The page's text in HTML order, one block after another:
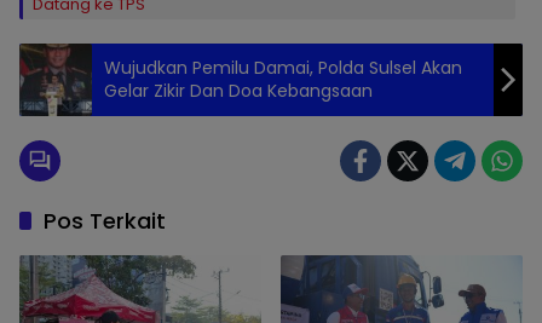
Wujudkan Pemilu Damai, Polda Sulsel Akan
Gelar Zikir Dan Doa Kebangsaan
Pos Terkait